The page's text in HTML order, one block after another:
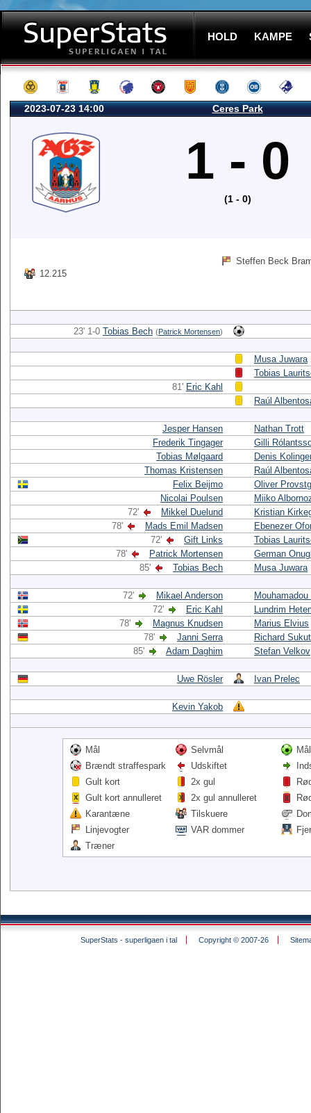
HOLD KAMPE
2023-07-23 14:00 Ceres Park
1 - 0
(1 - 0)
12.215
Steffen Beck
23' 1-0 Tobias Bech (Patrick Mortensen)
Musa Juwara
Tobias
81' Eric Kahl
Raúl
Jesper Hansen
Nathan Trott
Frederik Tingager
Gilli
Tobias Mølgaard
Denis
Thomas Kristensen
Raúl
Felix Beijmo
Oliver
Nicolai Poulsen
Miiko
72'
Mikkel Duelund
Kristian
78'
Mads Emil Madsen
Ebenezer
72'
Gift Links
Tobias
78'
Patrick Mortensen
German
85'
Tobias Bech Musa Juwara
72' Mikael Anderson
72'
Eric Kahl
Lundrim
78'
Magnus Knudsen
Marius Elvius
78'
Janni Serra
Richard
85'
Adam Daghim Stefan Velkov
Uwe Rösler Ivan Prelec
Kevin Yakob
Mål Selvmål
Brændt straffespark
Udskiftet
Gult kort
2x gul
Gult kort annulleret
2x gul annulleret
Karantæne
Tilskuere
Linjevogter
VAR dommer
Træner
SuperStats - superligaen i tal Copyright © 2007-26